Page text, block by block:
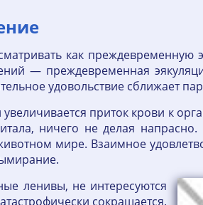
как
— преждевременная
удовольствие сближает
приток крови к
ничего не делая
мире. Взаимное
ленивы, не интересуются
сокращается.